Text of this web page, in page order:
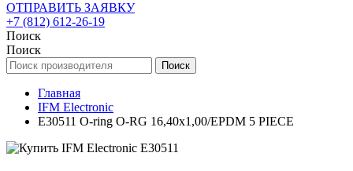
ОТПРАВИТЬ ЗАЯВКУ
+7 (812) 612-26-19
Поиск
Поиск
Поиск
Главная
IFM Electronic
E30511 O-ring O-RG 16,40x1,00/EPDM 5 PIECE